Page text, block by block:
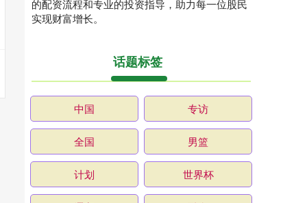
的配资流程和专业的投资指导，助力每一位股民
实现财富增长。
话题标签
中国 专访
全国 男篮
计划 世界杯